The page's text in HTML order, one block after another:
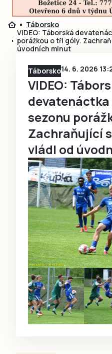
Táborsko
VIDEO: Táborská
porážkou o tři góly.
úvodních minut
Táborsko14. 6. 2026
VIDEO:
sezonu
Zachraňující
vládl od